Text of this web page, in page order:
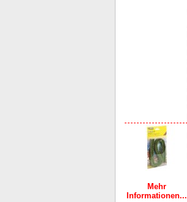
Mehr
Informationen...